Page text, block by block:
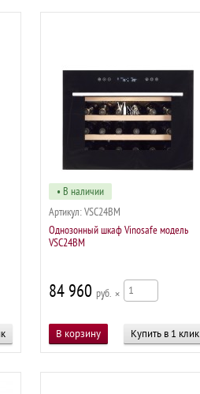
• В наличии
Артикул: VSC24BM
Однозонный шкаф Vinosafe модель
VSC24BM
84 960 р ×
Купить в 1 клик